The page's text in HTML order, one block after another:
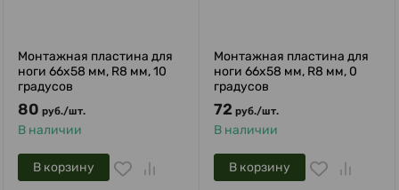
Монтажная пластина для
ноги 66x58 мм, R8 мм, 10
градусов
80 руб./шт.
В наличии
В корзину
Монтажная пластина для
ноги 66x58 мм, R8 мм, 0
градусов
72 руб./шт.
В наличии
В корзину